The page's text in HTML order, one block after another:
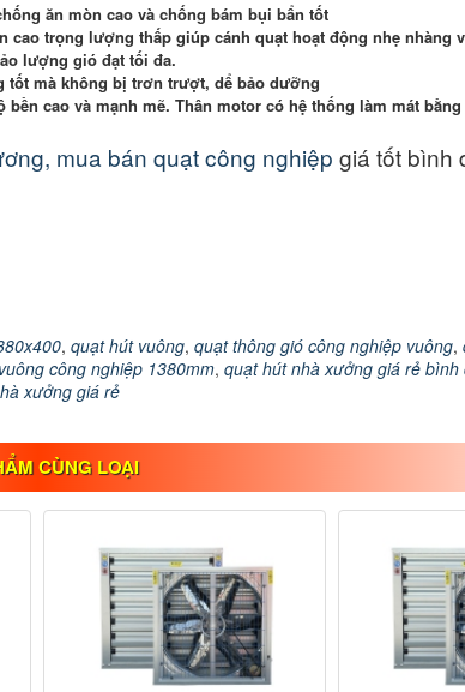
ăn mòn cao và chống bám bụi bẩn tốt
trọng lượng thấp giúp cánh quạt hoạt động nhẹ nhàng
lượng gió đạt tối đa.
tốt mà không bị trơn trượt, dể bảo dưỡng
cao và mạnh mẽ. Thân motor có hệ thống làm mát
mua bán quạt công nghiệp giá tốt bình
,quạt hút vuông,quạt thông gió công nghiệp vuông,
công nghiệp 1380mm,quạt hút nhà xưởng giá rẻ bình
xưởng giá rẻ
CÙNG LOẠI